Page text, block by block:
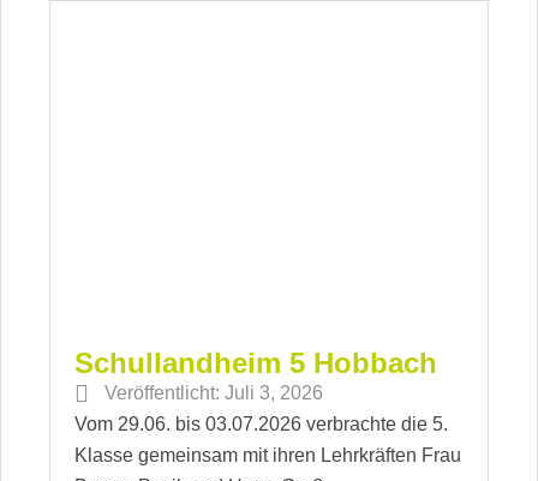
Schullandheim 5 Hobbach
Veröffentlicht: Juli 3, 2026
Vom 29.06. bis 03.07.2026 verbrachte die 5.
Klasse gemeinsam mit ihren Lehrkräften Frau